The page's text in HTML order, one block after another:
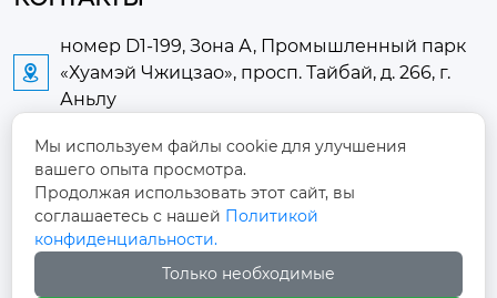

номер D1-199, Зона А, Промышленный парк
«Хуамэй Чжицзао», просп. Тайбай, д. 266, г.
Аньлу
 2673889948@qq.com
 +86-13705274289
+86-19084124289
Мы используем файлы cookie для улучшения
вашего опыта просмотра.
Продолжая использовать этот сайт, вы
соглашаетесь с нашей Политикой
конфиденциальности.
Только необходимые